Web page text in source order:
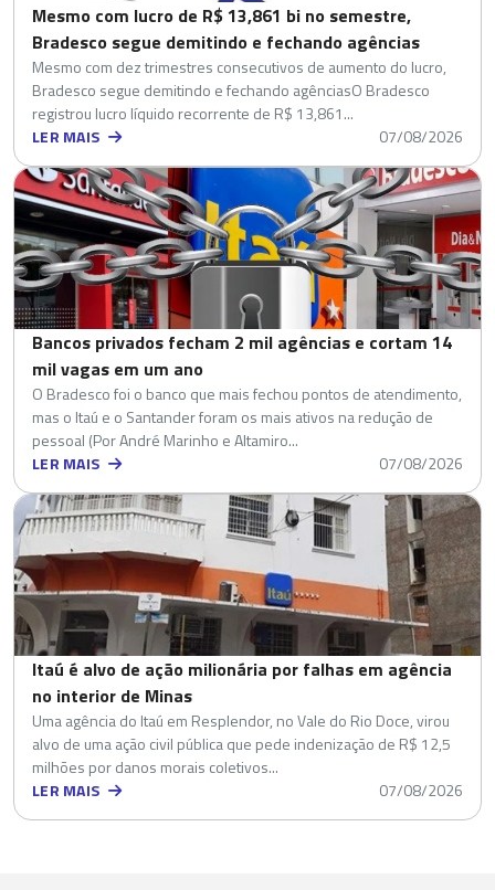
Mesmo com lucro de R$ 13,861 bi no semestre,
Bradesco segue demitindo e fechando agências
Mesmo com dez trimestres consecutivos de aumento do lucro,
Bradesco segue demitindo e fechando agênciasO Bradesco
registrou lucro líquido recorrente de R$ 13,861...
LER MAIS
07/08/2026
Bancos privados fecham 2 mil agências e cortam 14
mil vagas em um ano
O Bradesco foi o banco que mais fechou pontos de atendimento,
mas o Itaú e o Santander foram os mais ativos na redução de
pessoal (Por André Marinho e Altamiro...
LER MAIS
07/08/2026
Itaú é alvo de ação milionária por falhas em agência
no interior de Minas
Uma agência do Itaú em Resplendor, no Vale do Rio Doce, virou
alvo de uma ação civil pública que pede indenização de R$ 12,5
milhões por danos morais coletivos...
LER MAIS
07/08/2026